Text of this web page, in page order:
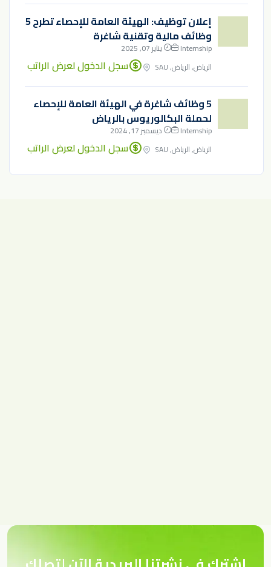
إعلان توظيف: الهيئة العامة للإحصاء تطرح 5
وظائف مالية وتقنية شاغرة
Internship
يناير 07, 2025
الرياض, الرياض, SAU
سجل الدخول لعرض الراتب
5 وظائف شاغرة في الهيئة العامة للإحصاء
لحملة البكالوريوس بالرياض
Internship
ديسمبر 17, 2024
الرياض, الرياض, SAU
سجل الدخول لعرض الراتب